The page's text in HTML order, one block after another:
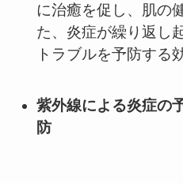
に治癒を促し、肌の
た、炎症が繰り返し
トラブルを予防する
紫外線による炎症の
防